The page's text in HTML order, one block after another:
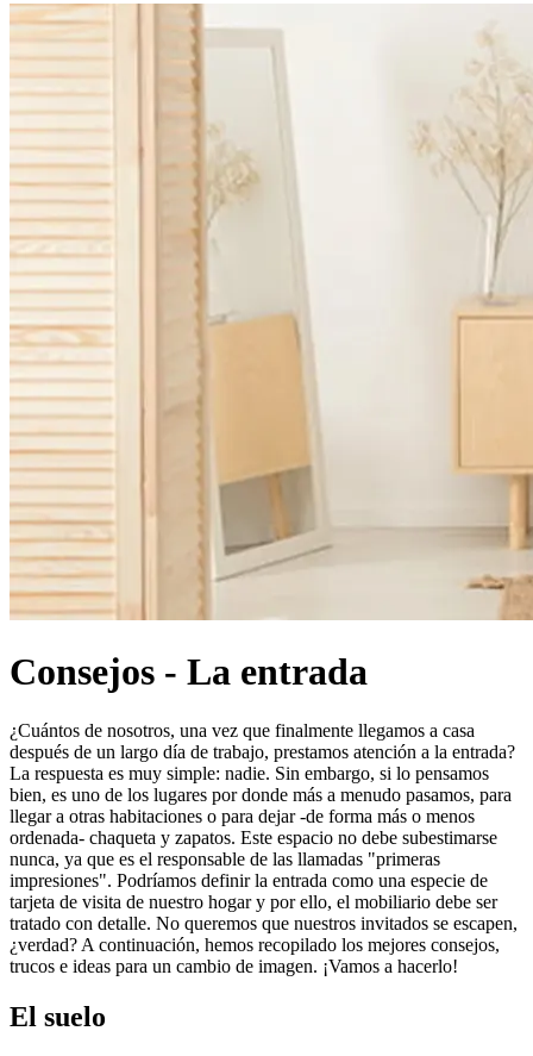
Consejos - La entrada
¿Cuántos de nosotros, una vez que finalmente llegamos a casa
después de un largo día de trabajo, prestamos atención a la entrada?
La respuesta es muy simple: nadie. Sin embargo, si lo pensamos
bien, es uno de los lugares por donde más a menudo pasamos, para
llegar a otras habitaciones o para dejar -de forma más o menos
ordenada- chaqueta y zapatos. Este espacio no debe subestimarse
nunca, ya que es el responsable de las llamadas "primeras
impresiones". Podríamos definir la entrada como una especie de
tarjeta de visita de nuestro hogar y por ello, el mobiliario debe ser
tratado con detalle. No queremos que nuestros invitados se escapen,
¿verdad? A continuación, hemos recopilado los mejores consejos,
trucos e ideas para un cambio de imagen. ¡Vamos a hacerlo!
El suelo